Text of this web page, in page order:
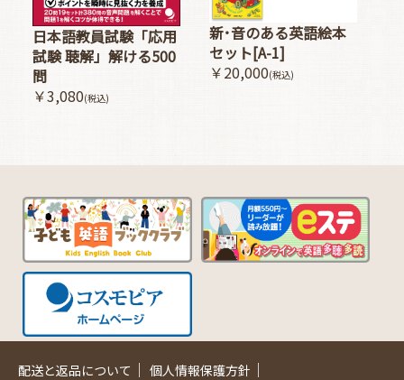
日本語教員試験「応用
試験 聴解」解ける500
問
￥3,080(税込)
新･音のある英語絵本
セット[A-1]
￥20,000(税込)
配送と返品について ｜ 個人情報保護方針 ｜